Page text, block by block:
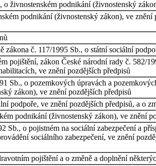
živnostenském podnikání (živnostenský
podnikání (živnostenský zákon), ve
č. 117/1995 Sb., o státní sociální
pojištění, zákon České národní rady č. 582/
ve znění pozdějších předpisů
Sb., o pozemkových úpravách a
zákon), ve znění pozdějších předpisů
podpoře, ve znění pozdějších předpisů, a o
podnikání (živnostenský zákon), ve znění
o pojistném na sociální zabezpečení a
sociálního zabezpečení, ve znění
pojištění a o změně a doplnění